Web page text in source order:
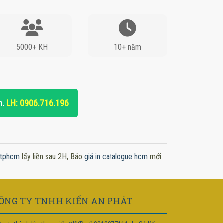
5000+ KH 10+ năm
LH: 0906.716.196
lấy liền sau 2H, Báo giá in catalogue hcm mới
TY TNHH KIẾN AN PHÁT